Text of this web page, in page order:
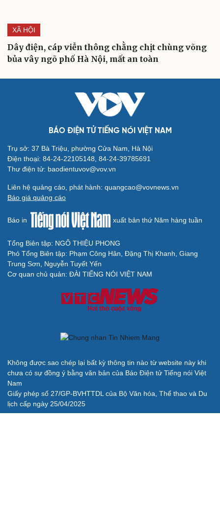
Cải chính
XÃ HỘI
Dây điện, cáp viễn thông chằng chịt chùng võng
bủa vây ngõ phố Hà Nội, mất an toàn
BÁO ĐIỆN TỬ TIẾNG NÓI VIỆT NAM
Trụ sở: 37 Bà Triệu, phường Cửa Nam, Hà Nội
Điện thoại: 84-24-22105148, 84-24-39785691
Thư điện tử: baodientuvov@vov.vn
Liên hệ quảng cáo, phát hành: quangcao@vovnews.vn
Báo giá quảng cáo
Báo in xuất bản thứ Năm hàng tuần
Tổng Biên tập: NGÔ THIỆU PHONG
Phó Tổng Biên tập: Phạm Công Hân, Đặng Thị Khanh, Giang
Trung Sơn, Nguyễn Tuyết Yến
Cơ quan chủ quản: ĐÀI TIẾNG NÓI VIỆT NAM
Không được sao chép lại bất kỳ thông tin nào từ website này khi
chưa có sự đồng ý bằng văn bản của Báo Điện tử Tiếng nói Việt
Nam
Giấy phép số 27/GP-BVHTTDL của Bộ Văn hóa, Thể thao và Du
lịch cấp ngày 25/04/2025